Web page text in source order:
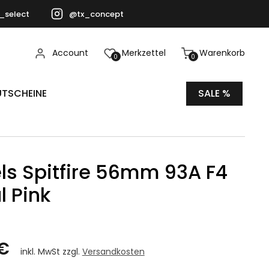
@tx_concept
0 Warenkorb
0 Merkzettel
Account
SALE %
Spitfire 56mm 93A F4
Pink
inkl. MwSt zzgl. Versandkosten